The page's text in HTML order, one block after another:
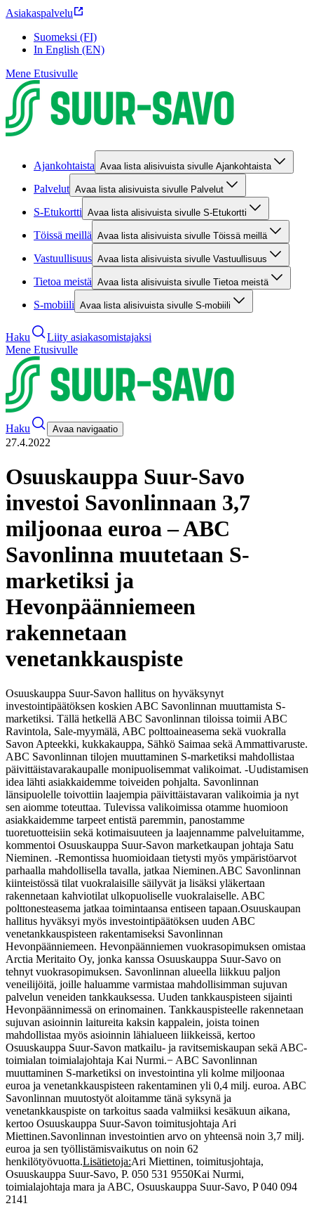
Asiakaspalvelu
Suomeksi (FI)
In English (EN)
Mene Etusivulle
Ajankohtaista Avaa lista alisivuista sivulle Ajankohtaista
Palvelut Avaa lista alisivuista sivulle Palvelut
S-Etukortti Avaa lista alisivuista sivulle S-Etukortti
Töissä meillä Avaa lista alisivuista sivulle Töissä meillä
Vastuullisuus Avaa lista alisivuista sivulle Vastuullisuus
Tietoa meistä Avaa lista alisivuista sivulle Tietoa meistä
S-mobiili Avaa lista alisivuista sivulle S-mobiili
Haku
Liity asiakasomistajaksi
Mene Etusivulle
Haku Avaa navigaatio
27.4.2022
Osuuskauppa Suur-Savo
investoi Savonlinnaan 3,7
miljoonaa euroa – ABC
Savonlinna muutetaan S-
marketiksi ja
Hevonpäänniemeen
rakennetaan
venetankkauspiste
Osuuskauppa Suur-Savon hallitus on hyväksynyt
investointipäätöksen koskien ABC Savonlinnan muuttamista S-
marketiksi. Tällä hetkellä ABC Savonlinnan tiloissa toimii ABC
Ravintola, Sale-myymälä, ABC polttoaineasema sekä vuokralla
Savon Apteekki, kukkakauppa, Sähkö Saimaa sekä Ammattivaruste.
ABC Savonlinnan tilojen muuttaminen S-marketiksi mahdollistaa
päivittäistavarakaupalle monipuolisemmat valikoimat. -Uudistamisen
idea lähti asiakkaidemme toiveiden pohjalta. Savonlinnan
länsipuolelle toivottiin laajempia päivittäistavaran valikoimia ja nyt
sen aiomme toteuttaa. Tulevissa valikoimissa otamme huomioon
asiakkaidemme tarpeet entistä paremmin, panostamme
tuoretuotteisiin sekä kotimaisuuteen ja laajennamme palveluitamme,
kommentoi Osuuskauppa Suur-Savon marketkaupan johtaja Satu
Nieminen. -Remontissa huomioidaan tietysti myös ympäristöarvot
parhaalla mahdollisella tavalla, jatkaa Nieminen.ABC Savonlinnan
kiinteistössä tilat vuokralaisille säilyvät ja lisäksi yläkertaan
rakennetaan kahviotilat ulkopuoliselle vuokralaiselle. ABC
polttonesteasema jatkaa toimintaansa entiseen tapaan.Osuuskaupan
hallitus hyväksyi myös investointipäätöksen uuden ABC
venetankkauspisteen rakentamiseksi Savonlinnan
Hevonpäänniemeen. Hevonpäänniemen vuokrasopimuksen omistaa
Arctia Meritaito Oy, jonka kanssa Osuuskauppa Suur-Savo on
tehnyt vuokrasopimuksen. Savonlinnan alueella liikkuu paljon
veneilijöitä, joille haluamme varmistaa mahdollisimman sujuvan
palvelun veneiden tankkauksessa. Uuden tankkauspisteen sijainti
Hevonpäännimessä on erinomainen. Tankkauspisteelle rakennetaan
sujuvan asioinnin laitureita kaksin kappalein, joista toinen
mahdollistaa myös asioinnin lähialueen liikkeissä, kertoo
Osuuskauppa Suur-Savon matkailu- ja ravitsemiskaupan sekä ABC-
toimialan toimialajohtaja Kai Nurmi.− ABC Savonlinnan
muuttaminen S-marketiksi on investointina yli kolme miljoonaa
euroa ja venetankkauspisteen rakentaminen yli 0,4 milj. euroa. ABC
Savonlinnan muutostyöt aloitamme tänä syksynä ja
venetankkauspiste on tarkoitus saada valmiiksi kesäkuun aikana,
kertoo Osuuskauppa Suur-Savon toimitusjohtaja Ari
Miettinen.Savonlinnan investointien arvo on yhteensä noin 3,7 milj.
euroa ja sen työllistämisvaikutus on noin 62
henkilötyövuotta.Lisätietoja:Ari Miettinen, toimitusjohtaja,
Osuuskauppa Suur-Savo, P. 050 531 9550Kai Nurmi,
toimialajohtaja mara ja ABC, Osuuskauppa Suur-Savo, P 040 094
2141